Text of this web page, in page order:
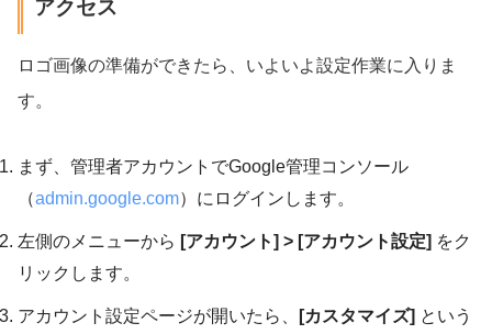
アクセス
ロゴ画像の準備ができたら、いよいよ設定作業に入りま
す。
まず、管理者アカウントでGoogle管理コンソール
（admin.google.com）にログインします。
左側のメニューから [アカウント] > [アカウント設定] をク
リックします。
アカウント設定ページが開いたら、 [カスタマイズ] という